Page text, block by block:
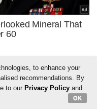
to enhance your
recommendations. By
to our Privacy Policyand
OK